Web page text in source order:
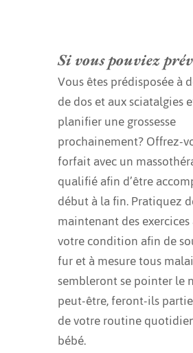
Si vous pouviez
Vous êtes prédisposée à
de dos et aux sciatalgies
planifier une grossesse
prochainement? Offrez-
forfait avec un
qualifié afin d’être
début à la fin. Pratiquez
maintenant des
votre condition afin de
fur et à mesure tous
sembleront se pointer le
peut-être, feront-ils
de votre routine
bébé.